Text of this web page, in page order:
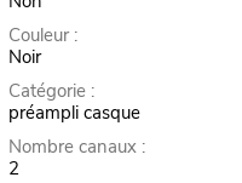
Couleur :
Noir
Catégorie :
préampli casque
Nombre canaux :
2